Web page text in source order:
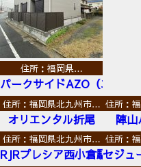
住所：福岡県…
パークサイドAZO（エーゼ
住所：福岡県北九州市…
オリエンタル折尾
住所：
陣山
住所：福岡県北九州市…
RJRプレシア西小倉駅前
住所：
セジュ